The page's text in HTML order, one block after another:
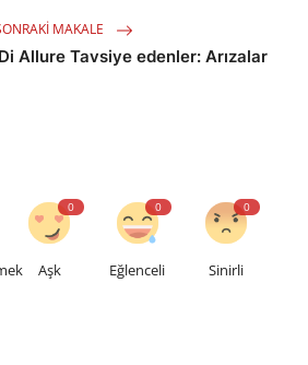
MAKALE
Allure Tavsiye edenler: Arızalar
0
Aşk
0
Eğlenceli
0
Sinirli